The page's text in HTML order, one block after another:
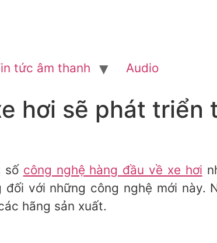
tức âm thanh Audio
hơi sẽ phát triển
số công nghệ hàng đầu về xe hơi
với những công nghệ mới này.
hãng sản xuất.